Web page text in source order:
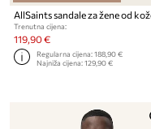
Trenutna cijena:
119,90 €
Regularna cijena:188,90 €
Najniža cijena:129,90 €